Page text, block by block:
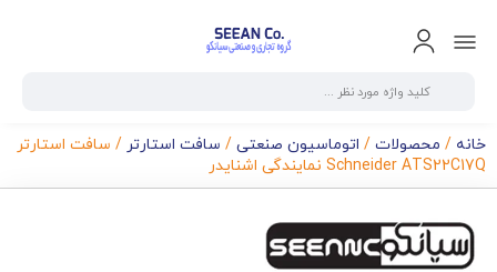
خانه / محصولات / اتوماسیون صنعتی / سافت استارتر / سافت استارتر
Schneider ATS22C17Q نمایندگی اشنایدر